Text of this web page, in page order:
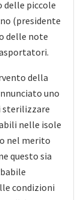
delle piccole
(presidente
delle note
della
uno
sterilizzare
nelle isole
nel merito
questo sia
condizioni